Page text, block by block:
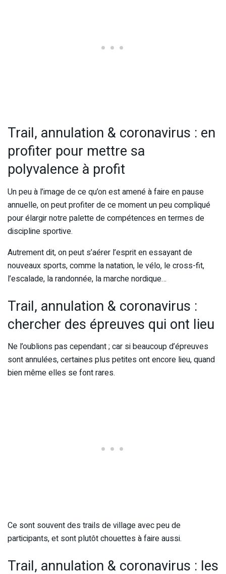
Trail, annulation & coronavirus : en
profiter pour mettre sa
polyvalence à profit
Un peu à l’image de ce qu’on est amené à faire en pause
annuelle, on peut profiter de ce moment un peu compliqué
pour élargir notre palette de compétences en termes de
discipline sportive.
Autrement dit, on peut s’aérer l’esprit en essayant de
nouveaux sports, comme la natation, le vélo, le cross-fit,
l’escalade, la randonnée, la marche nordique…
Trail, annulation & coronavirus :
chercher des épreuves qui ont lieu
Ne l’oublions pas cependant ; car si beaucoup d’épreuves
sont annulées, certaines plus petites ont encore lieu, quand
bien même elles se font rares.
Ce sont souvent des trails de village avec peu de
participants, et sont plutôt chouettes à faire aussi.
Trail, annulation & coronavirus : les